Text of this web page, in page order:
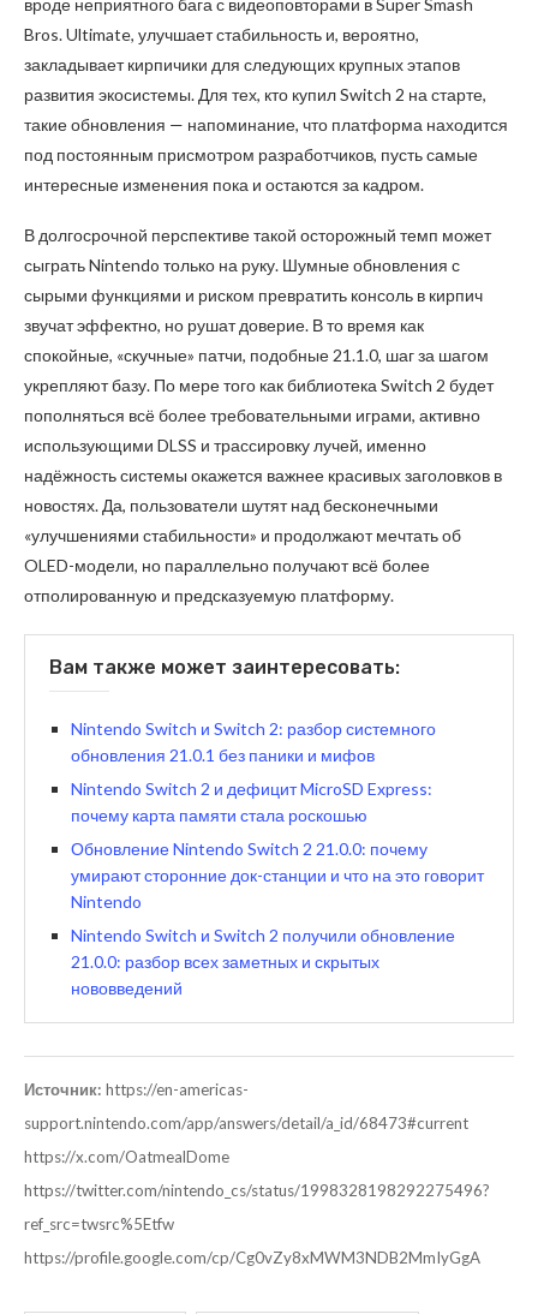
вроде неприятного бага с видеоповторами в Super Smash
Bros. Ultimate, улучшает стабильность и, вероятно,
закладывает кирпичики для следующих крупных этапов
развития экосистемы. Для тех, кто купил Switch 2 на старте,
такие обновления — напоминание, что платформа находится
под постоянным присмотром разработчиков, пусть самые
интересные изменения пока и остаются за кадром.
В долгосрочной перспективе такой осторожный темп может
сыграть Nintendo только на руку. Шумные обновления с
сырыми функциями и риском превратить консоль в кирпич
звучат эффектно, но рушат доверие. В то время как
спокойные, «скучные» патчи, подобные 21.1.0, шаг за шагом
укрепляют базу. По мере того как библиотека Switch 2 будет
пополняться всё более требовательными играми, активно
использующими DLSS и трассировку лучей, именно
надёжность системы окажется важнее красивых заголовков в
новостях. Да, пользователи шутят над бесконечными
«улучшениями стабильности» и продолжают мечтать об
OLED-модели, но параллельно получают всё более
отполированную и предсказуемую платформу.
Вам также может заинтересовать:
Nintendo Switch и Switch 2: разбор системного
обновления 21.0.1 без паники и мифов
Nintendo Switch 2 и дефицит MicroSD Express:
почему карта памяти стала роскошью
Обновление Nintendo Switch 2 21.0.0: почему
умирают сторонние док-станции и что на это говорит
Nintendo
Nintendo Switch и Switch 2 получили обновление
21.0.0: разбор всех заметных и скрытых
нововведений
Источник: https://en-americas-
support.nintendo.com/app/answers/detail/a_id/68473#current
https://x.com/OatmealDome
https://twitter.com/nintendo_cs/status/1998328198292275496?
ref_src=twsrc%5Etfw
https://profile.google.com/cp/Cg0vZy8xMWM3NDB2MmIyGgA